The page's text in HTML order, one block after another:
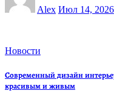
Alex Июл 14, 2026
Новости
Современный дизайн
красивым и живым